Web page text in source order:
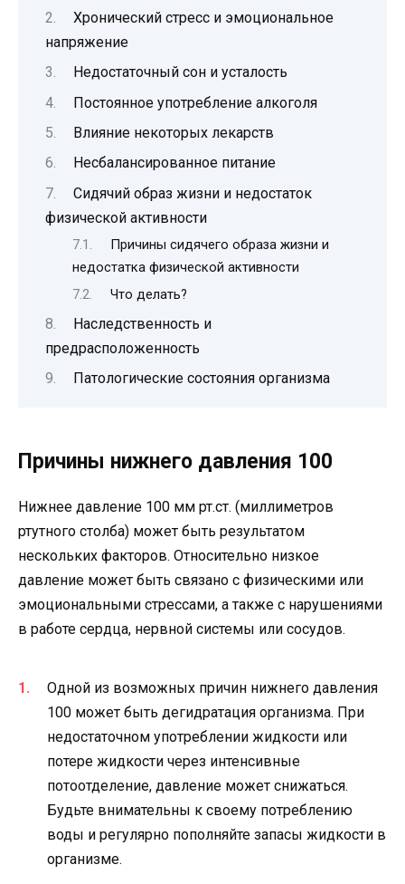
Хронический стресс и эмоциональное
напряжение
Недостаточный сон и усталость
Постоянное употребление алкоголя
Влияние некоторых лекарств
Несбалансированное питание
Сидячий образ жизни и недостаток
физической активности
Причины сидячего образа жизни и
недостатка физической активности
Что делать?
Наследственность и
предрасположенность
Патологические состояния организма
Причины нижнего давления 100
Нижнее давление 100 мм рт.ст. (миллиметров
ртутного столба) может быть результатом
нескольких факторов. Относительно низкое
давление может быть связано с физическими или
эмоциональными стрессами, а также с нарушениями
в работе сердца, нервной системы или сосудов.
Одной из возможных причин нижнего давления
100 может быть дегидратация организма. При
недостаточном употреблении жидкости или
потере жидкости через интенсивные
потоотделение, давление может снижаться.
Будьте внимательны к своему потреблению
воды и регулярно пополняйте запасы жидкости в
организме.